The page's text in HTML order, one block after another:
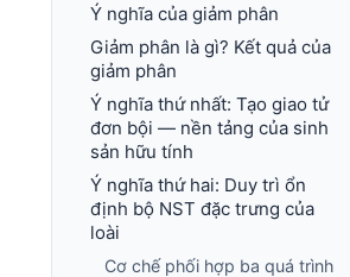
Ý nghĩa của giảm phân
Giảm phân là gì? Kết quả của
giảm phân
Ý nghĩa thứ nhất: Tạo giao tử
đơn bội — nền tảng của sinh
sản hữu tính
Ý nghĩa thứ hai: Duy trì ổn
định bộ NST đặc trưng của
loài
Cơ chế phối hợp ba quá trình